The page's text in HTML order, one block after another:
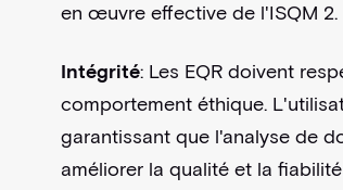
en œuvre effective de l'ISQM 2.
Intégrité: Les EQR doivent
comportement éthique.
garantissant que l'analyse de
améliorer la qualité et la